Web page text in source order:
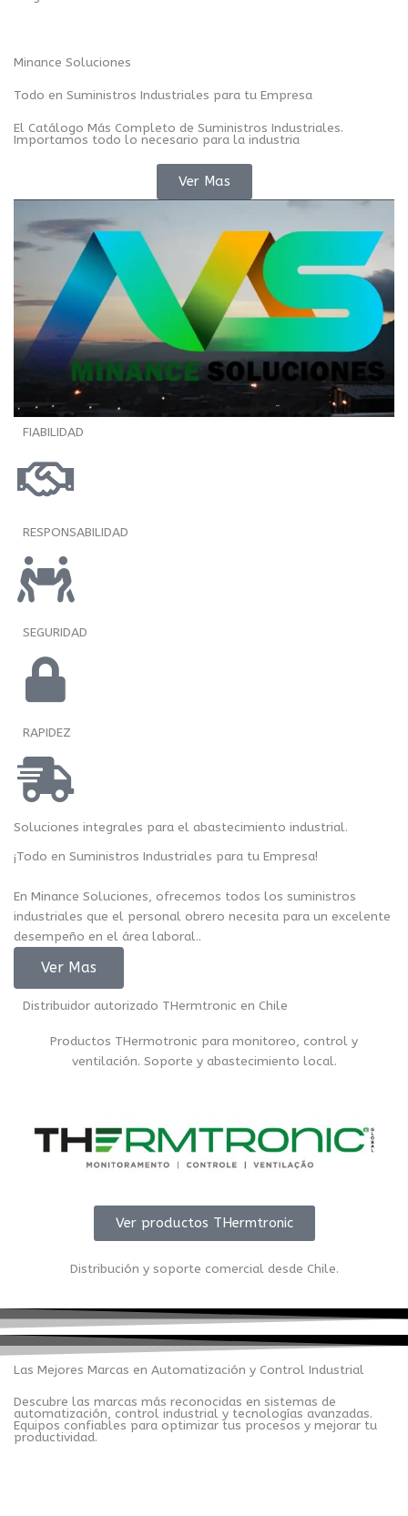
Minance Soluciones
Todo en Suministros Industriales para tu Empresa
El Catálogo Más Completo de Suministros Industriales.
Importamos todo lo necesario para la industria
Ver Mas
FIABILIDAD
RESPONSABILIDAD
SEGURIDAD
RAPIDEZ
Soluciones integrales para el abastecimiento industrial.
¡Todo en Suministros Industriales para tu Empresa!
En Minance Soluciones, ofrecemos todos los suministros
industriales que el personal obrero necesita para un excelente
desempeño en el área laboral..
Ver Mas
Distribuidor autorizado THermtronic en Chile
Productos THermotronic para monitoreo, control y
ventilación. Soporte y abastecimiento local.
Ver productos THermtronic
Distribución y soporte comercial desde Chile.
Las Mejores Marcas en Automatización y Control Industrial
Descubre las marcas más reconocidas en sistemas de
automatización, control industrial y tecnologías avanzadas.
Equipos confiables para optimizar tus procesos y mejorar tu
productividad.